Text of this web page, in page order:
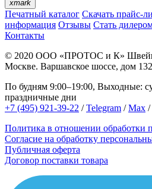
xmark
Печатный каталог Скачать прайс-
информация Отзывы Стать
Контакты
© 2020 ООО «ПРОТОС и К»
Москве. Варшавское шоссе, дом
По будням 9:00–19:00, Выходные:
праздничные дни
+7 (495) 921-39-22 /Telegram /Max /
Политика в отношении обработки
Согласие на обработку
Публичная оферта
Договор поставки товара